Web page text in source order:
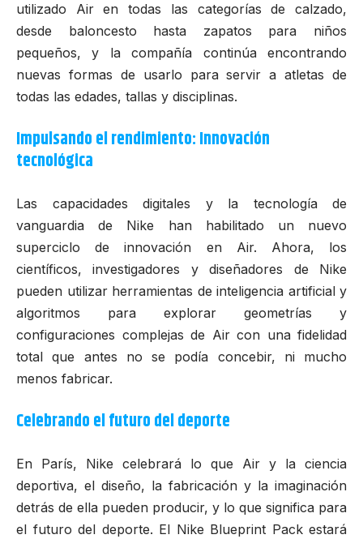
utilizado Air en todas las categorías de calzado,
desde baloncesto hasta zapatos para niños
pequeños, y la compañía continúa encontrando
nuevas formas de usarlo para servir a atletas de
todas las edades, tallas y disciplinas.
Impulsando el rendimiento: Innovación
tecnológica
Las capacidades digitales y la tecnología de
vanguardia de Nike han habilitado un nuevo
superciclo de innovación en Air. Ahora, los
científicos, investigadores y diseñadores de Nike
pueden utilizar herramientas de inteligencia artificial y
algoritmos para explorar geometrías y
configuraciones complejas de Air con una fidelidad
total que antes no se podía concebir, ni mucho
menos fabricar.
Celebrando el futuro del deporte
En París, Nike celebrará lo que Air y la ciencia
deportiva, el diseño, la fabricación y la imaginación
detrás de ella pueden producir, y lo que significa para
el futuro del deporte. El Nike Blueprint Pack estará